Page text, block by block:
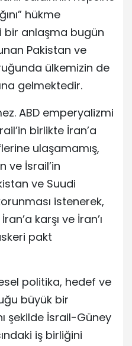
hükme
bir anlaşma bugün
Pakistan ve
ülkemizin de
gelmektedir.
ABD emperyalizmi
birlikte İran’a
ulaşamamış,
ve İsrail’in
ve Suudi
istenerek,
karşı ve İran’ı
pakt
politika, hedef ve
büyük bir
şekilde İsrail-Güney
iş birliğini